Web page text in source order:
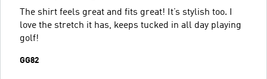
The shirt feels great and fits great! It’s stylish too. I
love the stretch it has, keeps tucked in all day playing
golf!
GG82